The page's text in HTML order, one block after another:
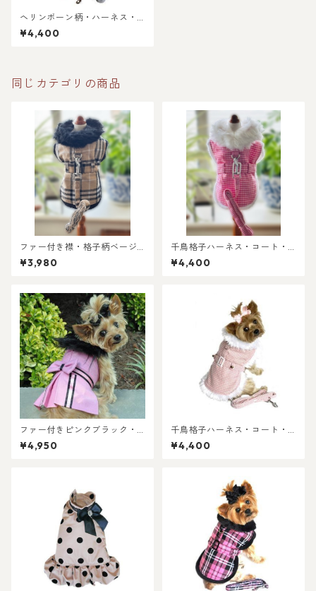
ヘリンボーン柄・ハーネス・
コート＝リード付き
¥4,400
同じカテゴリの商品
ファー付き襟・格子柄ベージ
ュx ブラック・ハーネス・コー
ト＝リード付き
¥3,980
千鳥格子ハーネス・コート・
ホットピンクxホワイト＝リー
ド付き
¥4,400
ファー付きピンクブラック・
ハーネス・コート＝リード付
き
¥4,950
千鳥格子ハーネス・コート・
ピンクホワイト＝リード付き
¥4,400